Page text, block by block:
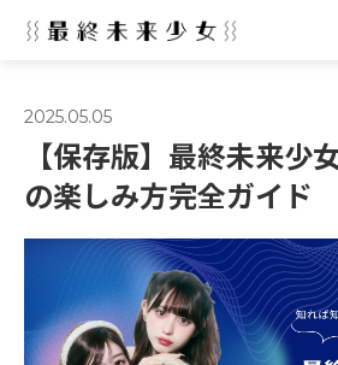
2025.05.05
【保存版】最終未来少
の楽しみ方完全ガイド